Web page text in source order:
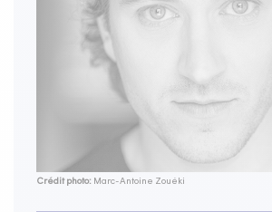
Crédit photo: Marc-Antoine Zouéki